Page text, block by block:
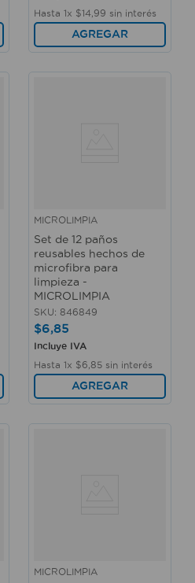
Hasta 1x $14 99 sin interés
AGREGAR
MICROLIMPIA
Set de 12 paños
reusables hechos de
microfibra para
limpieza -
MICROLIMPIA
SKU: 846849
$6,85
Incluye IVA
Hasta 1x $6 85 sin interés
AGREGAR
MICROLIMPIA